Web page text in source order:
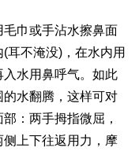
巾或手沾水擦鼻面
耳不淹没)，在水内用
水用鼻呼气。如此
水翻腾，这样可对
：两手拇指微屈，
上下往返用力，摩